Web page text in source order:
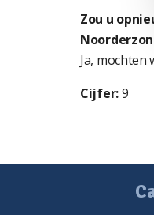
Zou u
Ja, mochten
Cijfer:9